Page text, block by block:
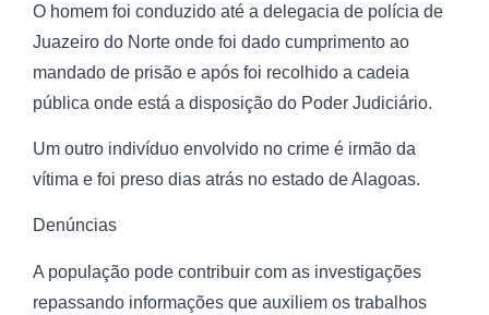
O homem foi conduzido até a delegacia de polícia de
Juazeiro do Norte onde foi dado cumprimento ao
mandado de prisão e após foi recolhido a cadeia
pública onde está a disposição do Poder Judiciário.
Um outro indivíduo envolvido no crime é irmão da
vítima e foi preso dias atrás no estado de Alagoas.
Denúncias
A população pode contribuir com as investigações
repassando informações que auxiliem os trabalhos